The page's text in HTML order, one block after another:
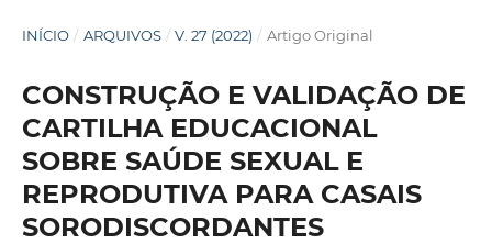
INÍCIO / ARQUIVOS / V. 27 (2022) / Artigo Original
CONSTRUÇÃO E VALIDAÇÃO DE
CARTILHA EDUCACIONAL
SOBRE SAÚDE SEXUAL E
REPRODUTIVA PARA CASAIS
SORODISCORDANTES